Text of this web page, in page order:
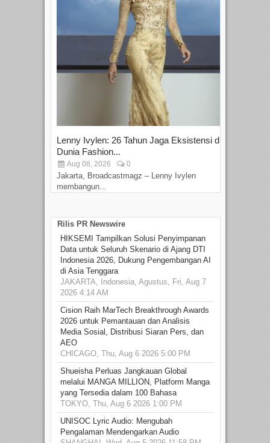
Lenny Ivylen: 26 Tahun Jaga Eksistensi di
Dunia Fashion...
Aug 08, 2026 0
Jakarta, Broadcastmagz – Lenny Ivylen
membangun...
Rilis PR Newswire
HIKSEMI Tampilkan Solusi Penyimpanan
Data untuk Seluruh Skenario di Ajang DTI
Indonesia 2026, Dukung Pengembangan AI
di Asia Tenggara
JAKARTA, Indonesia, Agustus, Fri, Aug 7
2026 4:14 AM
Cision Raih MarTech Breakthrough Awards
2026 untuk Pemantauan dan Analisis
Media Sosial, Distribusi Siaran Pers, dan
AEO
CHICAGO, Thu, Aug 6 2026 5:00 PM
Shueisha Perluas Jangkauan Global
melalui MANGA MILLION, Platform Manga
yang Tersedia dalam 100 Bahasa
TOKYO, Thu, Aug 6 2026 1:00 PM
UNISOC Lyric Audio: Mengubah
Pengalaman Mendengarkan Audio